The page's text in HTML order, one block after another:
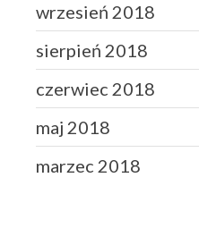
wrzesień 2018
sierpień 2018
czerwiec 2018
maj 2018
marzec 2018